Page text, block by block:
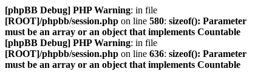
[phpBB Debug] PHP Warning: in file
[ROOT]/phpbb/session.php on line 580: sizeof(): Parameter
must be an array or an object that implements Countable
[phpBB Debug] PHP Warning: in file
[ROOT]/phpbb/session.php on line 636: sizeof(): Parameter
must be an array or an object that implements Countable